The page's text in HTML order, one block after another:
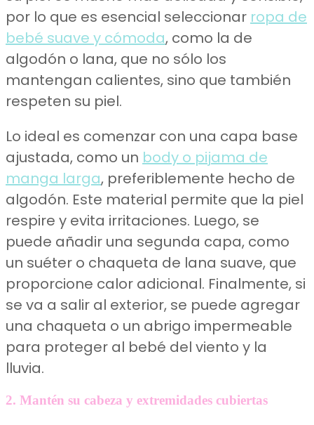
por lo que es esencial seleccionar ropa de
bebé suave y cómoda, como la de
algodón o lana, que no sólo los
mantengan calientes, sino que también
respeten su piel.
Lo ideal es comenzar con una capa base
ajustada, como un body o pijama de
manga larga, preferiblemente hecho de
algodón. Este material permite que la piel
respire y evita irritaciones. Luego, se
puede añadir una segunda capa, como
un suéter o chaqueta de lana suave, que
proporcione calor adicional. Finalmente, si
se va a salir al exterior, se puede agregar
una chaqueta o un abrigo impermeable
para proteger al bebé del viento y la
lluvia.
2. Mantén su cabeza y extremidades cubiertas